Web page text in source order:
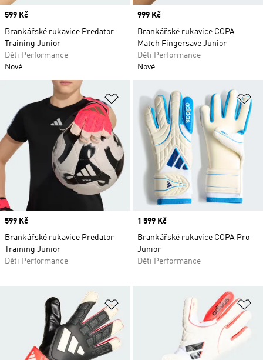
Price
599 Kč
Brankářské rukavice Predator
Training Junior
Děti Performance
Nové
Price
999 Kč
Brankářské rukavice COPA
Match Fingersave Junior
Děti Performance
Nové
Přidat do seznamu přání
Price
599 Kč
Brankářské rukavice Predator
Training Junior
Děti Performance
Price
1 599 Kč
Brankářské rukavice COPA Pro
Junior
Děti Performance
Přidat do seznamu přání